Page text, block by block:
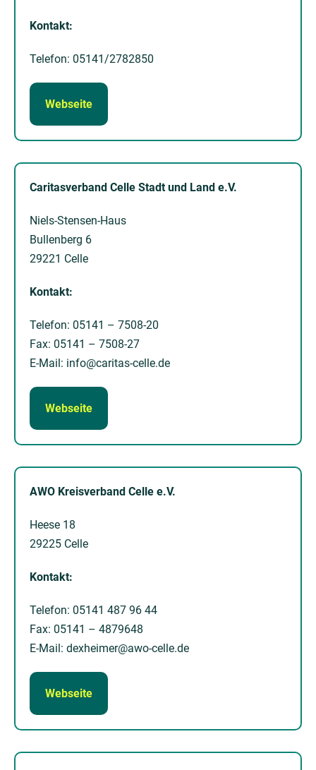
Kontakt:
Telefon: 05141/2782850
Webseite
Caritasverband Celle Stadt und Land e.V.
Niels-Stensen-Haus
Bullenberg 6
29221 Celle
Kontakt:
Telefon: 05141 – 7508-20
Fax: 05141 – 7508-27
E-Mail: info@caritas-celle.de
Webseite
AWO Kreisverband Celle e.V.
Heese 18
29225 Celle
Kontakt:
Telefon: 05141 487 96 44
Fax: 05141 – 4879648
E-Mail: dexheimer@awo-celle.de
Webseite